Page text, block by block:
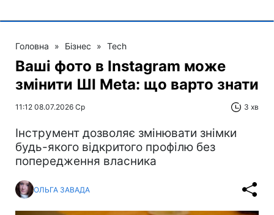
Головна » Бізнес » Tech
Ваші фото в Instagram може
змінити ШІ Meta: що варто знати
11:12 08.07.2026 Ср 3 хв
Інструмент дозволяє змінювати знімки
будь-якого відкритого профілю без
попередження власника
ОЛЬГА ЗАВАДА